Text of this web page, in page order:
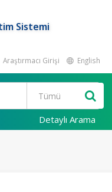
Sistemi
Araştırmacı Girişi English
Detaylı Arama